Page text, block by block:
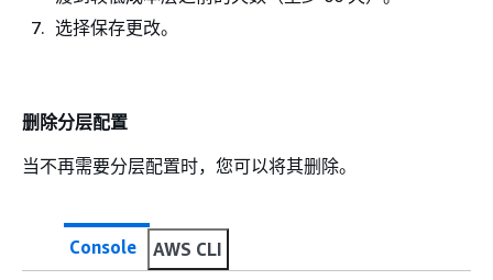
选择保存更改。
删除分层配置
当不再需要分层配置时，您可以将其删除。
Console AWS CLI